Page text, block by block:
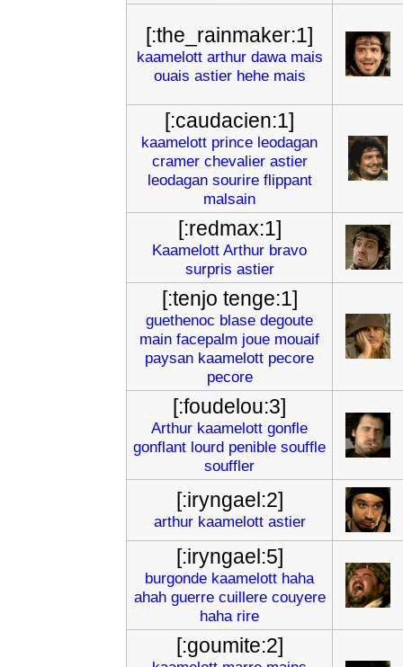
[:the_rainmaker:1]
kaamelott arthur dawa mais
ouais astier hehe mais
[:caudacien:1]
kaamelott prince leodagan
cramer chevalier astier
leodagan sourire flippant
malsain
[:redmax:1]
Kaamelott Arthur bravo
surpris astier
[:tenjo tenge:1]
guethenoc blase degoute
main facepalm joue mouaif
paysan kaamelott pecore
pecore
[:foudelou:3]
Arthur kaamelott gonfle
gonflant lourd penible souffle
souffler
[:iryngael:2]
arthur kaamelott astier
[:iryngael:5]
burgonde kaamelott haha
ahah guerre cuillere couyere
haha rire
[:goumite:2]